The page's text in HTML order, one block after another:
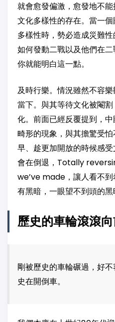
就會愈發偏激，愈發地不
文化多樣性的存在。當一
多樣性時，勢必造成災難
如何發動二戰以及他們在
你就能明白這一點。
及時行樂。情況雖然不容
當下。與其等待文化被閹
化。前面已經反覆提到，
畸形的現象，與其擔驚受
早、趁更加開放的時候感
會在倒退，Totally
we’ve made，讓人看不
有黑暗，一眼望不到頭的黑
歷史的車輪滾滾向
剛被歷史的車輪碾過，好
史在開倒車。